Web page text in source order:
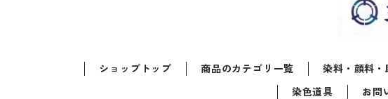
ショップトップ 商品のカテゴリ一覧 染料・顔料・
染色道具
お問